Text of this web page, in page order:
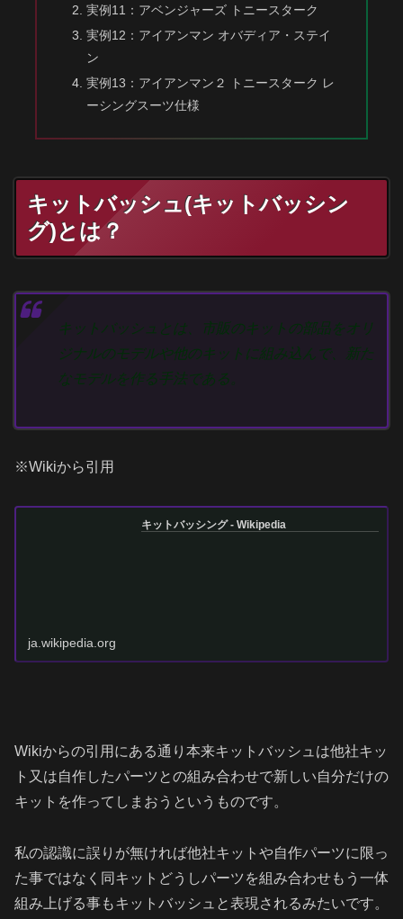
実例11：アベンジャーズ トニースターク
実例12：アイアンマン オバディア・ステイ
ン
実例13：アイアンマン２ トニースターク レ
ーシングスーツ仕様
キットバッシュ(キットバッシン
グ)とは？
キットバッシュとは、市販のキットの部品をオリ
ジナルのモデルや他のキットに組み込んで、新た
なモデルを作る手法である。
※Wikiから引用
キットバッシング - Wikipedia
ja.wikipedia.org
Wikiからの引用にある通り本来キットバッシュは他社キッ
ト又は自作したパーツとの組み合わせで新しい自分だけの
キットを作ってしまおうというものです。
私の認識に誤りが無ければ他社キットや自作パーツに限っ
た事ではなく同キットどうしパーツを組み合わせもう一体
組み上げる事もキットバッシュと表現されるみたいです。